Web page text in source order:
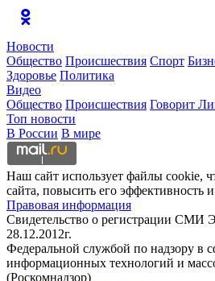
Новости
Общество Происшествия Спорт
Здоровье Политика
Видео
Общество Происшествия Говорит
Топ новости
В России В мире
Наш сайт использует файлы cookie,
сайта, повысить его эффективность
Правовая информация
Свидетельство о регистрации
28.12.2012г.
Федеральной службой по надзору в
информационных технологий и
(Роскомнадзор)